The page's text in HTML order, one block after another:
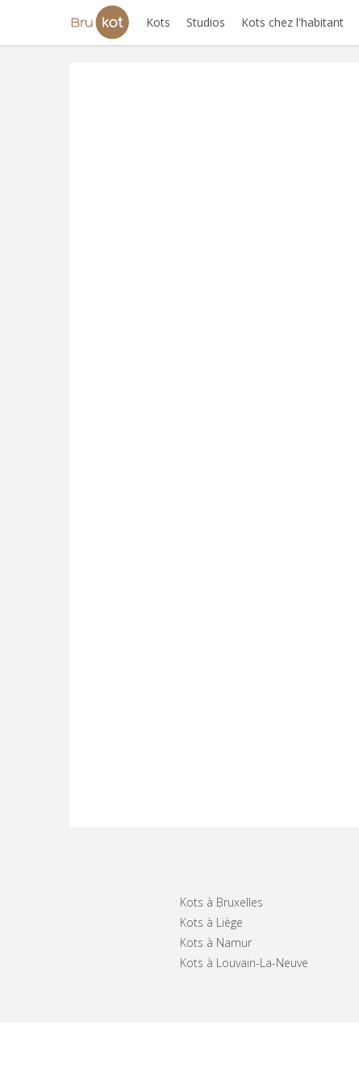
Kots Studios Kots chez l'habitant
Kots à Bruxelles
Kots à Liège
Kots à Namur
Kots à Louvain-La-Neuve